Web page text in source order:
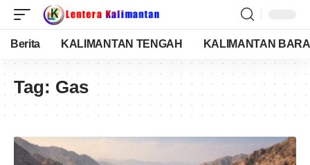
Berita KALIMANTAN TENGAH KALIMANTAN
Tag: Gas